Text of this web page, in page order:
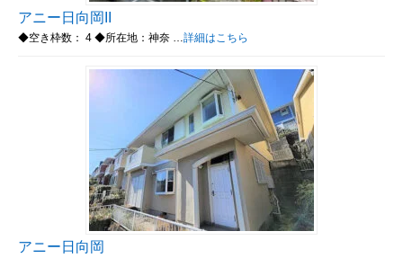
アニー日向岡II
◆空き枠数： 4 ◆所在地：神奈 …詳細はこちら
アニー日向岡